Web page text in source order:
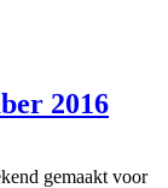
2016
gemaakt voor